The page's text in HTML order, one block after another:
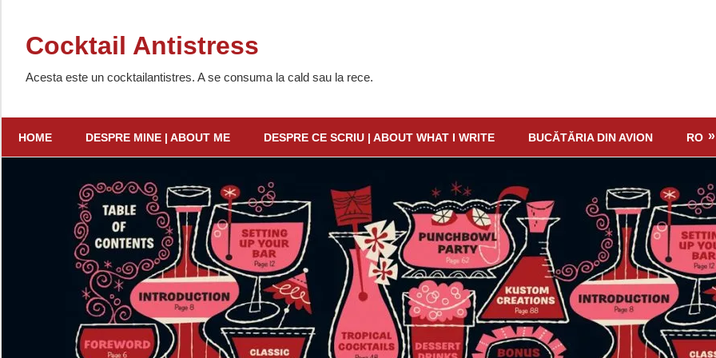
contentCocktail Antistress
Acesta este un cocktailantistres. A se consuma la cald sau la rece.
HOME DESPRE MINE | ABOUT ME DESPRE CE SCRIU | ABOUT WHAT I WRITE BUCĂTĂRIA DIN AVION RO